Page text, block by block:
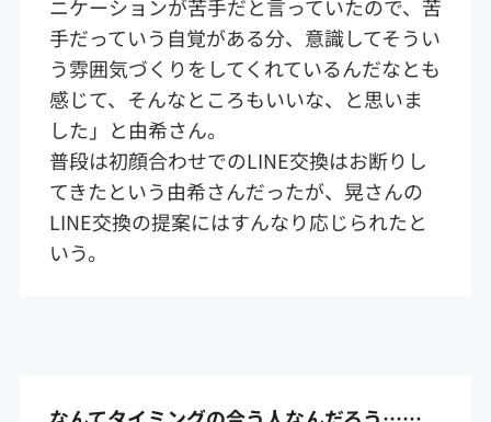
ニケーションが苦手だと言っていたので、苦
手だっていう自覚がある分、意識してそうい
う雰囲気づくりをしてくれているんだなとも
感じて、そんなところもいいな、と思いま
した」と由希さん。
普段は初顔合わせでのLINE交換はお断りし
てきたという由希さんだったが、晃さんの
LINE交換の提案にはすんなり応じられたと
いう。